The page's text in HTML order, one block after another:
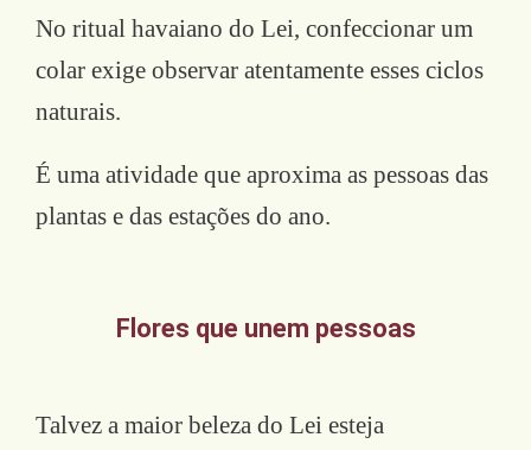
No ritual havaiano do Lei, confeccionar um
colar exige observar atentamente esses ciclos
naturais.
É uma atividade que aproxima as pessoas das
plantas e das estações do ano.
Flores que unem pessoas
Talvez a maior beleza do Lei esteja